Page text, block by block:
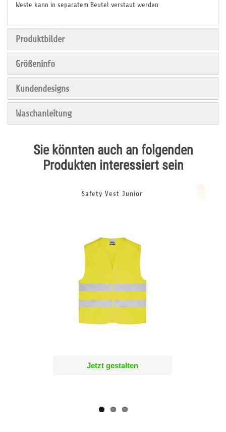
Weste kann in separatem Beutel verstaut werden
Produktbilder
Größeninfo
Kundendesigns
Waschanleitung
Sie könnten auch an folgenden
Produkten interessiert sein
Safety Vest Junior
Jetzt gestalten